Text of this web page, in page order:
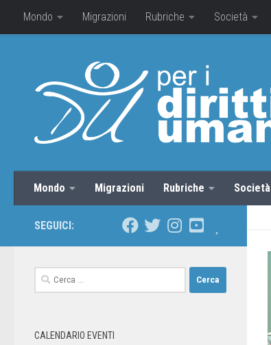
Mondo Migrazioni Rubriche Società
Mondo Migrazioni Rubriche Società
SEGUICI:
CALENDARIO EVENTI